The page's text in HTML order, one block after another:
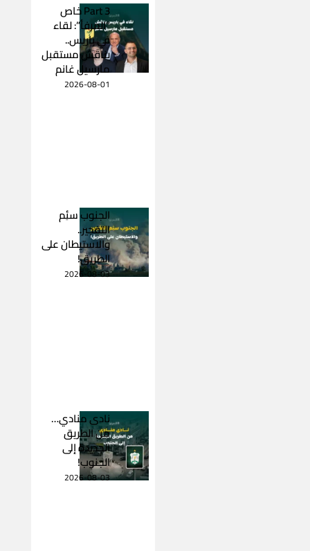
Part 3 خاص
“المرفأ”: لقاء
في باريس..
يناقش مستقبل
مارسيل غانم
2026-08-01
الجنوب سئِم
التفجير..
والاستيطان على
الطريق!
2026-08-03
نادى منادي…
من الطريق
الجديدة إلى
الجنوب!
2026-08-03